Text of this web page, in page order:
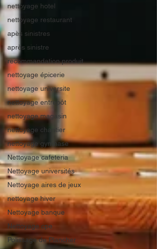
nettoyage hotel
nettoyage restaurant
apès sinistres
après sinistre
recommandation produit
nettoyage épicerie
nettoyage universite
nettoyage entrepôt
nettoyage magasin
nettoyage chantier
nettoyage gymnase
Nettoyage cafeteria
Nettoyage universités
Nettoyage aires de jeux
nettoyage hiver
Nettoyage banque
Nettoyage cpe
Polissage de Plancher